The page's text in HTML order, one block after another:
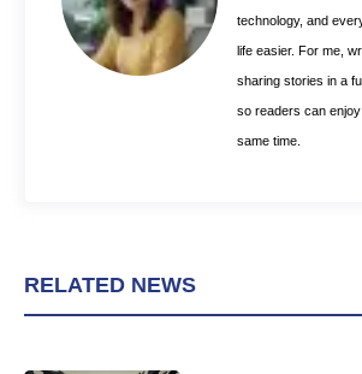
t
technology, and
life easier. For me,
sharing stories in a
so readers can
same time.
RELATED NEWS